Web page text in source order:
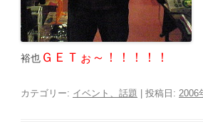
裕也 ＧＥＴぉ～！！！！！
カテゴリー: イベント、話題 | 投稿日: 2006